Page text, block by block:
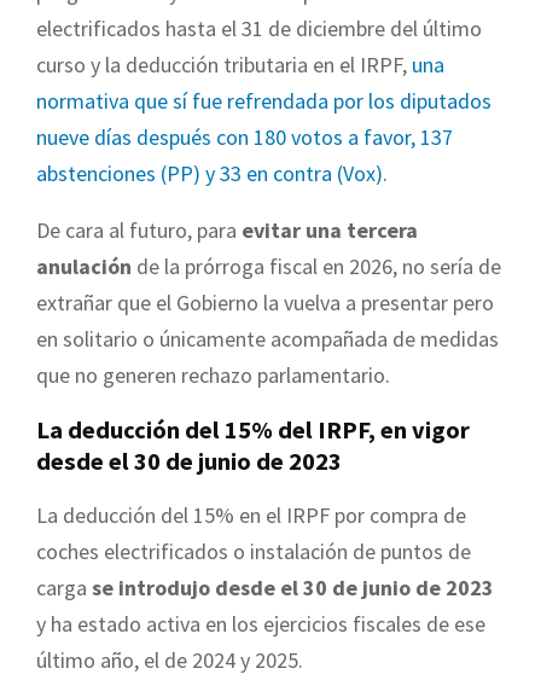
electrificados hasta el 31 de diciembre del último
curso y la deducción tributaria en el IRPF, una
normativa que sí fue refrendada por los diputados
nueve días después con 180 votos a favor, 137
abstenciones (PP) y 33 en contra (Vox).
De cara al futuro, para evitar una tercera
anulación de la prórroga fiscal en 2026, no sería de
extrañar que el Gobierno la vuelva a presentar pero
en solitario o únicamente acompañada de medidas
que no generen rechazo parlamentario.
La deducción del 15% del IRPF, en vigor
desde el 30 de junio de 2023
La deducción del 15% en el IRPF por compra de
coches electrificados o instalación de puntos de
carga se introdujo desde el 30 de junio de 2023
y ha estado activa en los ejercicios fiscales de ese
último año, el de 2024 y 2025.